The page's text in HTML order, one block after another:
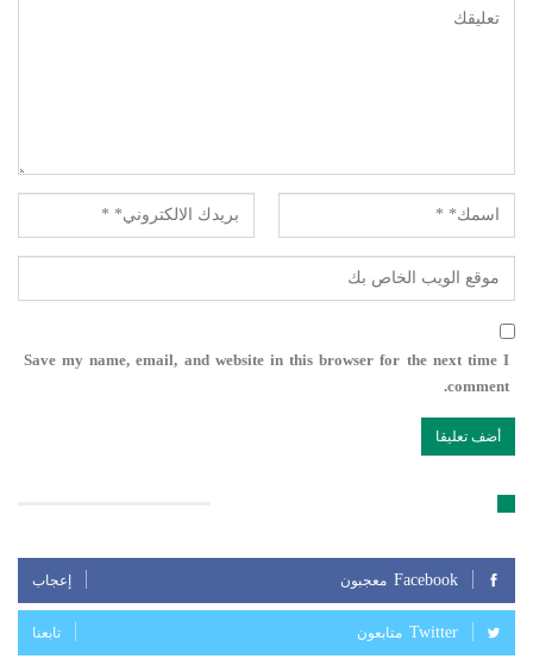
Save my name, email, and website in this browser for the next time I
comment.
Facebook معجبون إعجاب
Twitter متابعون تابعنا